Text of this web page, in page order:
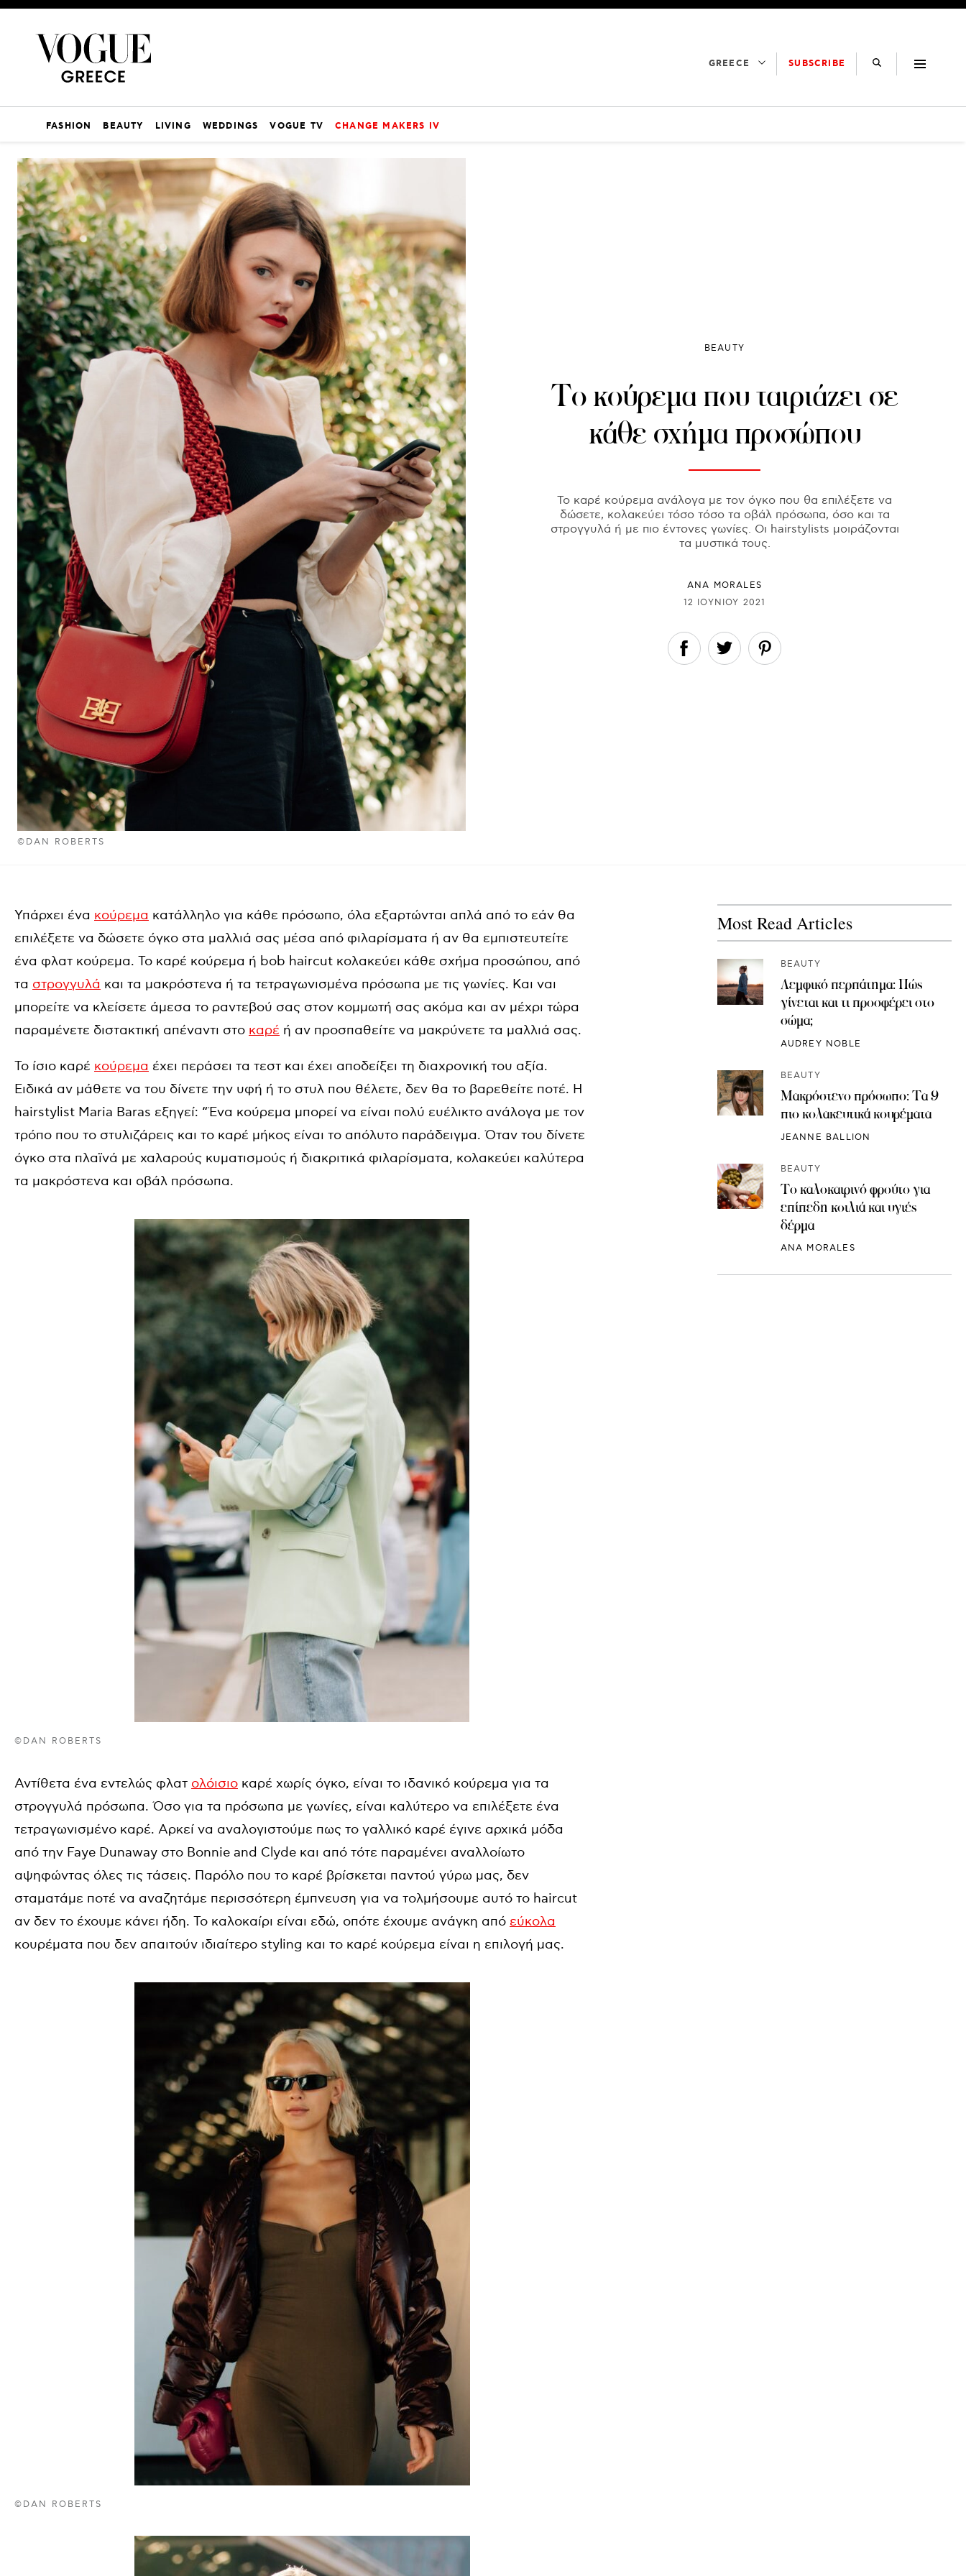
GREECE SUBSCRIBE
FASHION BEAUTY LIVING WEDDINGS VOGUE TV CHANGE MAKERS IV
©DAN ROBERTS
BEAUTY
Το κούρεμα που ταιριάζει σε
κάθε σχήμα προσώπου
Το καρέ κούρεμα ανάλογα με τον όγκο που θα επιλέξετε να
δώσετε, κολακεύει τόσο τόσο τα οβάλ πρόσωπα, όσο και τα
στρογγυλά ή με πιο έντονες γωνίες. Οι hairstylists μοιράζονται
τα μυστικά τους.
ANA MORALES
12 ΙΟΥΝΊΟΥ 2021
Υπάρχει ένα κούρεμα κατάλληλο για κάθε πρόσωπο, όλα εξαρτώνται απλά από το εάν θα
επιλέξετε να δώσετε όγκο στα μαλλιά σας μέσα από φιλαρίσματα ή αν θα εμπιστευτείτε
ένα φλατ κούρεμα. Το καρέ κούρεμα ή bob haircut κολακεύει κάθε σχήμα προσώπου, από
τα στρογγυλά και τα μακρόστενα ή τα τετραγωνισμένα πρόσωπα με τις γωνίες. Και ναι
μπορείτε να κλείσετε άμεσα το ραντεβού σας στον κομμωτή σας ακόμα και αν μέχρι τώρα
παραμένετε διστακτική απέναντι στο καρέ ή αν προσπαθείτε να μακρύνετε τα μαλλιά σας.
Το ίσιο καρέ κούρεμα έχει περάσει τα τεστ και έχει αποδείξει τη διαχρονική του αξία.
Ειδικά αν μάθετε να του δίνετε την υφή ή το στυλ που θέλετε, δεν θα το βαρεθείτε ποτέ. Η
hairstylist Maria Baras εξηγεί: “Ένα κούρεμα μπορεί να είναι πολύ ευέλικτο ανάλογα με τον
τρόπο που το στυλιζάρεις και το καρέ μήκος είναι το απόλυτο παράδειγμα. Όταν του δίνετε
όγκο στα πλαϊνά με χαλαρούς κυματισμούς ή διακριτικά φιλαρίσματα, κολακεύει καλύτερα
τα μακρόστενα και οβάλ πρόσωπα.
©DAN ROBERTS
Αντίθετα ένα εντελώς φλατ ολόισιο καρέ χωρίς όγκο, είναι το ιδανικό κούρεμα για τα
στρογγυλά πρόσωπα. Όσο για τα πρόσωπα με γωνίες, είναι καλύτερο να επιλέξετε ένα
τετραγωνισμένο καρέ. Αρκεί να αναλογιστούμε πως το γαλλικό καρέ έγινε αρχικά μόδα
από την Faye Dunaway στο Bonnie and Clyde και από τότε παραμένει αναλλοίωτο
αψηφώντας όλες τις τάσεις. Παρόλο που το καρέ βρίσκεται παντού γύρω μας, δεν
σταματάμε ποτέ να αναζητάμε περισσότερη έμπνευση για να τολμήσουμε αυτό το haircut
αν δεν το έχουμε κάνει ήδη. Το καλοκαίρι είναι εδώ, οπότε έχουμε ανάγκη από εύκολα
κουρέματα που δεν απαιτούν ιδιαίτερο styling και το καρέ κούρεμα είναι η επιλογή μας.
©DAN ROBERTS
Most Read Articles
BEAUTY
Λεμφικό περπάτημα: Πώς
γίνεται και τι προσφέρει στο
σώμα;
AUDREY NOBLE
BEAUTY
Μακρόστενο πρόσωπο: Τα 9
πιο κολακευτικά κουρέματα
JEANNE BALLION
BEAUTY
Το καλοκαιρινό φρούτο για
επίπεδη κοιλιά και υγιές
δέρμα
ANA MORALES